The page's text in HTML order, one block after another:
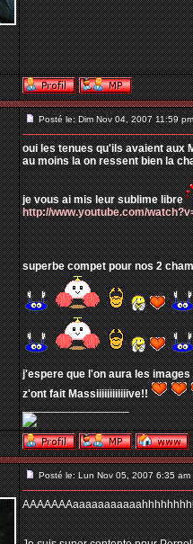
Posté le: Dim Nov 04, 2007 11:59 pm
oui les tenues qu'ils avaient aux
au moins la on ressent bien la
je vous ai mis leur sublime libre
http://www.youtube.com/
superbe compet pour nos 2
j'espere que l'on aura les images
z'ont fait Massiiiiiiiiiiiive!!
_________________
Posté le: Lun Nov 05, 2007 6:35 am